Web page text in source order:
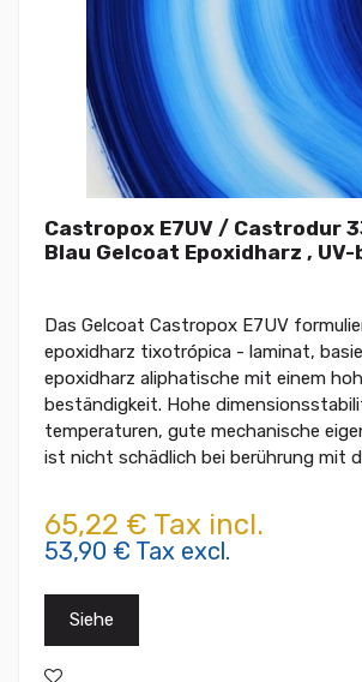
Castropox E7UV / Castrodur
Blau Gelcoat Epoxidharz ,
Das Gelcoat Castropox E7UV
epoxidharz tixotrópica - laminat,
epoxidharz aliphatische mit einem
beständigkeit. Hohe
temperaturen, gute mechanische
ist nicht schädlich bei berührung mit
65,22 € Tax incl.
53,90 € Tax excl.
Siehe